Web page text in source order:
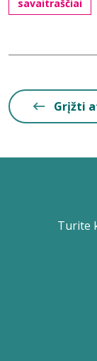
savaitraščiai
Grįžti
Turite